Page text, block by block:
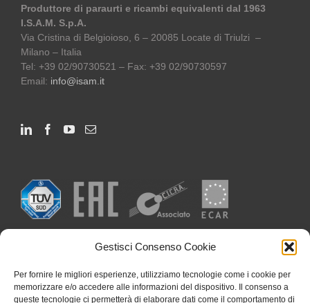
Gestisci Consenso Cookie
Per fornire le migliori esperienze, utilizziamo tecnologie come i cookie per
memorizzare e/o accedere alle informazioni del dispositivo. Il consenso a
queste tecnologie ci permetterà di elaborare dati come il comportamento di
Produttore di paraurti e ricambi equivalenti dal 1963
I.S.A.M. S.p.A.
Via Cristina di Belgioioso, 6 – 20085 Locate di Triulzi –
Milano – Italia
Tel: +39 02/90730521 – Fax: +39 02/90730597
Email: info@isam.it